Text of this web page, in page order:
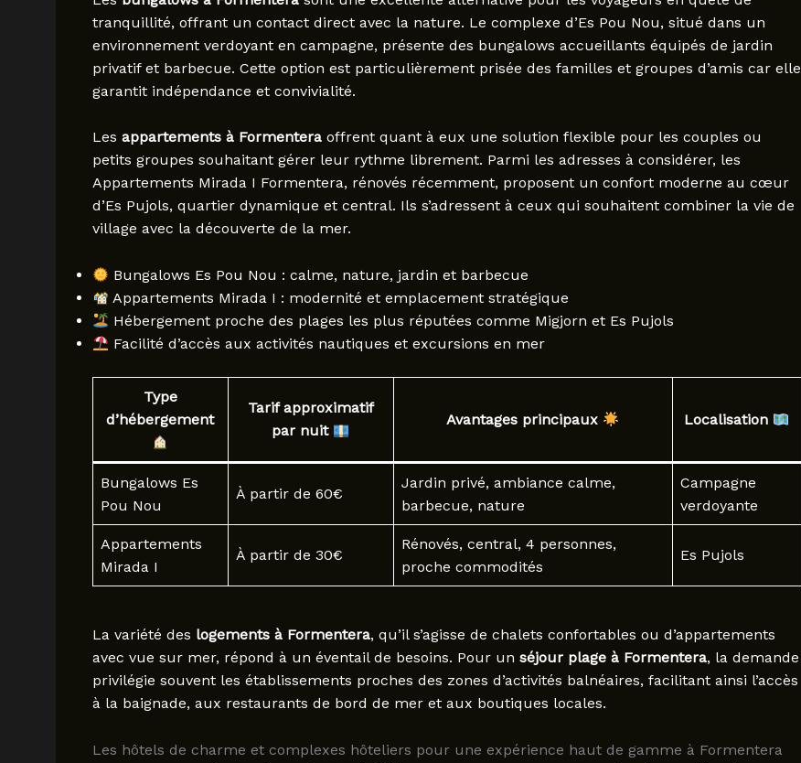
tranquillité, offrant un contact direct avec la nature. Le complexe d’Es Pou Nou, situé dans un
environnement verdoyant en campagne, présente des bungalows accueillants équipés de jardin
privatif et barbecue. Cette option est particulièrement prisée des familles et groupes d’amis car elle
garantit indépendance et convivialité.
Les appartements à Formenteraoffrent quant à eux une solution flexible pour les couples ou
petits groupes souhaitant gérer leur rythme librement. Parmi les adresses à considérer, les
Appartements Mirada I Formentera, rénovés récemment, proposent un confort moderne au cœur
d’Es Pujols, quartier dynamique et central. Ils s’adressent à ceux qui souhaitent combiner la vie de
village avec la découverte de la mer.
Bungalows Es Pou Nou : calme, nature, jardin et barbecue
Appartements Mirada I : modernité et emplacement stratégique
Hébergement proche des plages les plus réputées comme Migjorn et Es Pujols
Facilité d’accès aux activités nautiques et excursions en mer
Type
d’hébergement
Tarif approximatif
par nuit
Avantages principaux Localisation
Bungalows Es
Pou Nou
À partir de 60€
Jardin privé, ambiance calme,
barbecue, nature
Campagne
verdoyante
Appartements
Mirada I
À partir de 30€
Rénovés, central, 4 personnes,
proche commodités
Es Pujols
La variété des logements à Formentera, qu’il s’agisse de chalets confortables ou d’appartements
avec vue sur mer, répond à un éventail de besoins. Pour un séjour plage à Formentera, la demande
privilégie souvent les établissements proches des zones d’activités balnéaires, facilitant ainsi l’accès
à la baignade, aux restaurants de bord de mer et aux boutiques locales.
Les hôtels de charme et complexes hôteliers pour une expérience haut de gamme à Formentera